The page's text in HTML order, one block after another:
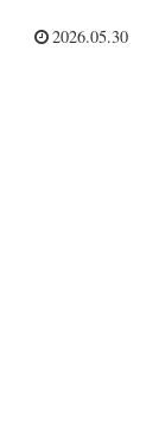
2026.05.30